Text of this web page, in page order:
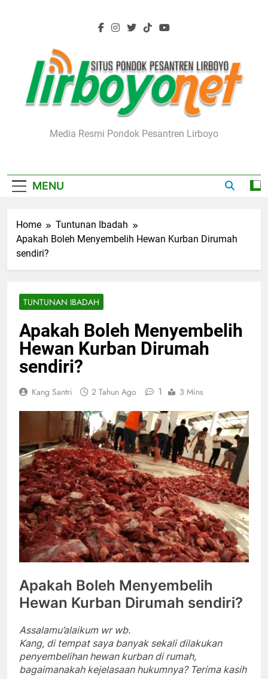
Lirboyo.net
Media Resmi Pondok Pesantren Lirboyo
MENU
Home
Tuntunan Ibadah
Apakah Boleh Menyembelih Hewan Kurban Dirumah
sendiri?
TUNTUNAN IBADAH
Apakah Boleh Menyembelih
Hewan Kurban Dirumah
sendiri?
Kang Santri 2 Tahun Ago 1 3 Mins
Apakah Boleh Menyembelih
Hewan Kurban Dirumah sendiri?
Assalamu’alaikum wr wb.
Kang, di tempat saya banyak sekali dilakukan
penyembelihan hewan kurban di rumah,
bagaimanakah kejelasaan hukumnya? Terima kasih